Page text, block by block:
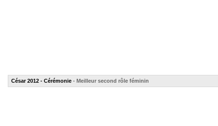
César 2012 - Cérémonie - Meilleur second rôle féminin